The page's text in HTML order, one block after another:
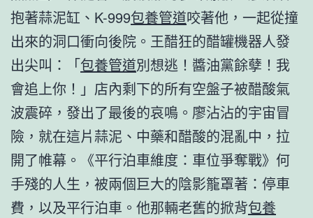
抱著蒜泥缸、K-999包養管道咬著他，一起從撞
出來的洞口衝向後院。王醋狂的醋罐機器人發
出尖叫：「包養管道別想逃！醬油黨餘孽！我
會追上你！」店內剩下的所有空盤子被醋酸氣
波震碎，發出了最後的哀鳴。廖沾沾的宇宙冒
險，就在這片蒜泥、中藥和醋酸的混亂中，拉
開了帷幕。《平行泊車維度：車位爭奪戰》何
手殘的人生，被兩個巨大的陰影籠罩著：停車
費，以及平行泊車。他那輛老舊的掀背包養